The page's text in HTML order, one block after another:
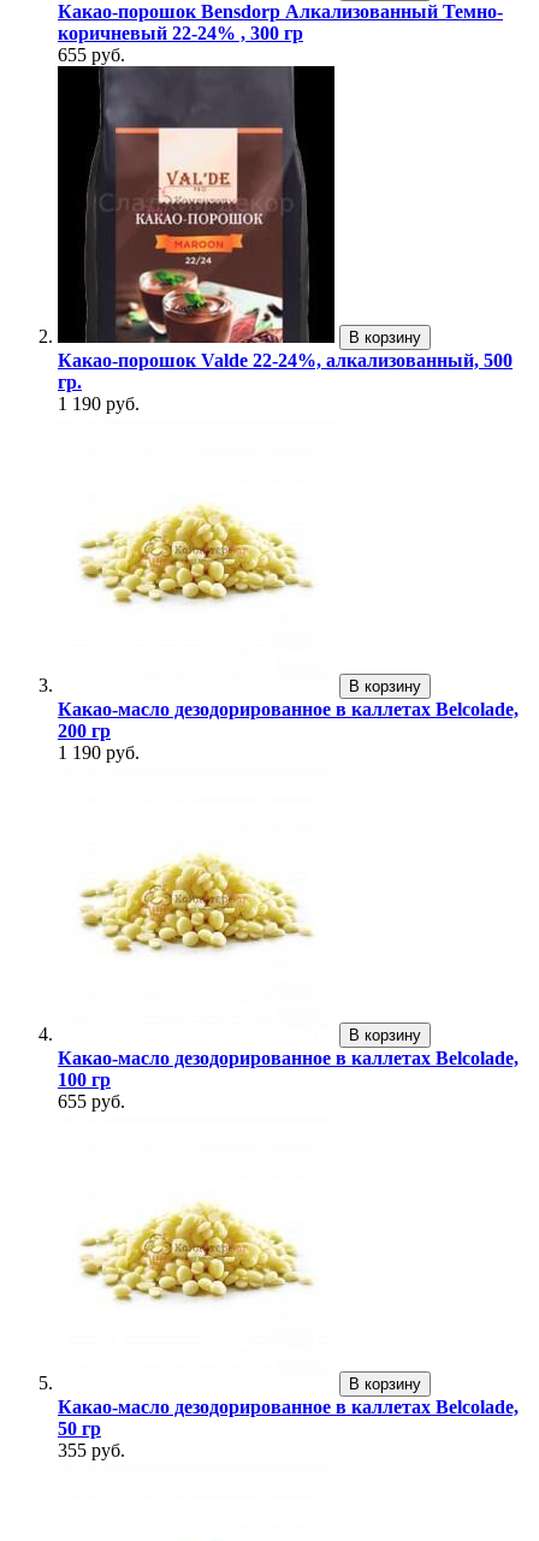
Какао-порошок Bensdorp Алкализованный Темно-
коричневый 22-24% , 300 гр
655 руб.
В корзину
Какао-порошок Valde 22-24%, алкализованный, 500
гр.
1 190 руб.
В корзину
Какао-масло дезодорированное в каллетах Belcolade,
200 гр
1 190 руб.
В корзину
Какао-масло дезодорированное в каллетах Belcolade,
100 гр
655 руб.
В корзину
Какао-масло дезодорированное в каллетах Belcolade,
50 гр
355 руб.